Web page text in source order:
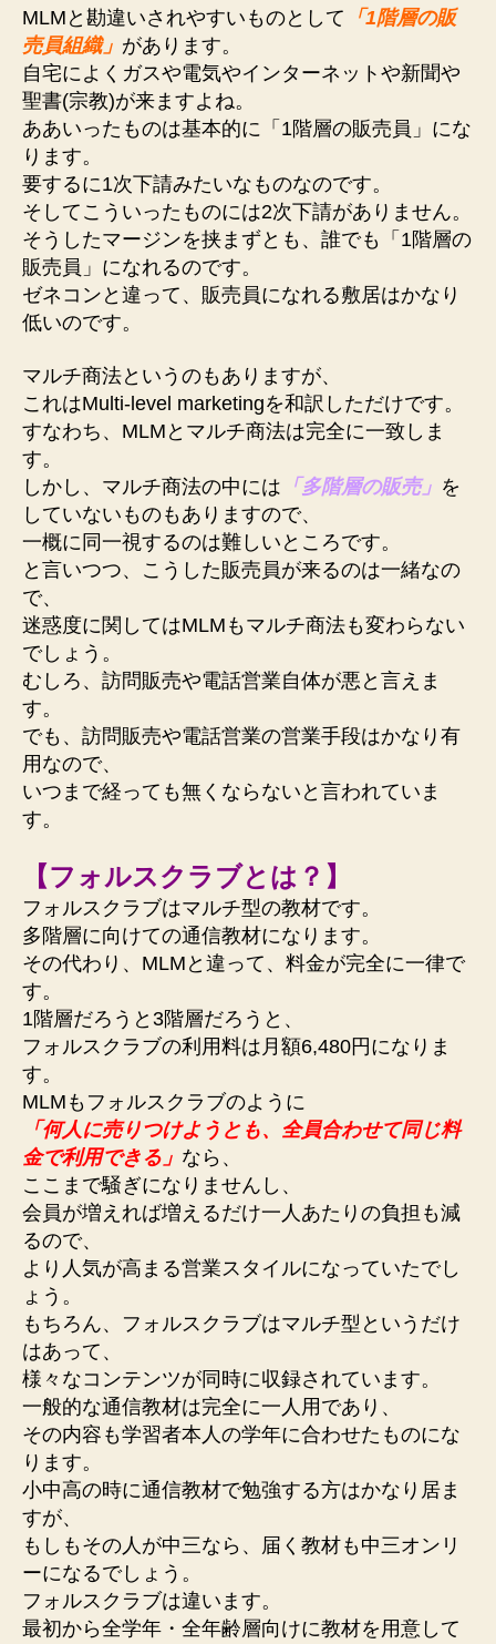
ラ
ブ
は
ど
の
よ
に
違
う
か
へ
の
MLMと勘違いされやすいものとして 「1階層の販
売員組織」 があります。
自宅によくガスや電気やインターネットや新聞や
聖書(宗教)が来ますよね。
ああいったものは基本的に「1階層の販売員」にな
ります。
要するに1次下請みたいなものなのです。
そしてこういったものには2次下請がありません。
そうしたマージンを挟まずとも、誰でも「1階層の
販売員」になれるのです。
ゼネコンと違って、販売員になれる敷居はかなり
低いのです。
マルチ商法というのもありますが、
これはMulti-level marketingを和訳しただけです。
すなわち、MLMとマルチ商法は完全に一致しま
す。
しかし、マルチ商法の中には 「多階層の販売」 を
していないものもありますので、
一概に同一視するのは難しいところです。
と言いつつ、こうした販売員が来るのは一緒なの
で、
迷惑度に関してはMLMもマルチ商法も変わらない
でしょう。
むしろ、訪問販売や電話営業自体が悪と言えま
す。
でも、訪問販売や電話営業の営業手段はかなり有
用なので、
いつまで経っても無くならないと言われていま
す。
【フォルスクラブとは？】
フォルスクラブはマルチ型の教材です。
多階層に向けての通信教材になります。
その代わり、MLMと違って、料金が完全に一律で
す。
1階層だろうと3階層だろうと、
フォルスクラブの利用料は月額6,480円になりま
す。
MLMもフォルスクラブのように
「何人に売りつけようとも、全員合わせて同じ料
金で利用できる」 なら、
ここまで騒ぎになりませんし、
会員が増えれば増えるだけ一人あたりの負担も減
るので、
より人気が高まる営業スタイルになっていたでし
ょう。
もちろん、フォルスクラブはマルチ型というだけ
はあって、
様々なコンテンツが同時に収録されています。
一般的な通信教材は完全に一人用であり、
その内容も学習者本人の学年に合わせたものにな
ります。
小中高の時に通信教材で勉強する方はかなり居ま
すが、
もしもその人が中三なら、届く教材も中三オンリ
ーになるでしょう。
フォルスクラブは違います。
最初から全学年・全年齢層向けに教材を用意して